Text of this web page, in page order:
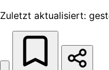
Zuletzt aktualisiert: